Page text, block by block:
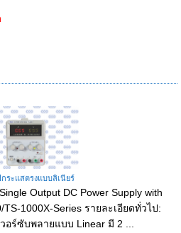
กระแสตรงแบบลิเนียร์
Output DC Power Supply with
1000X-Series รายละเอียดทั่วไป:
อร์ซับพลายแบบ Linear มี 2 ...